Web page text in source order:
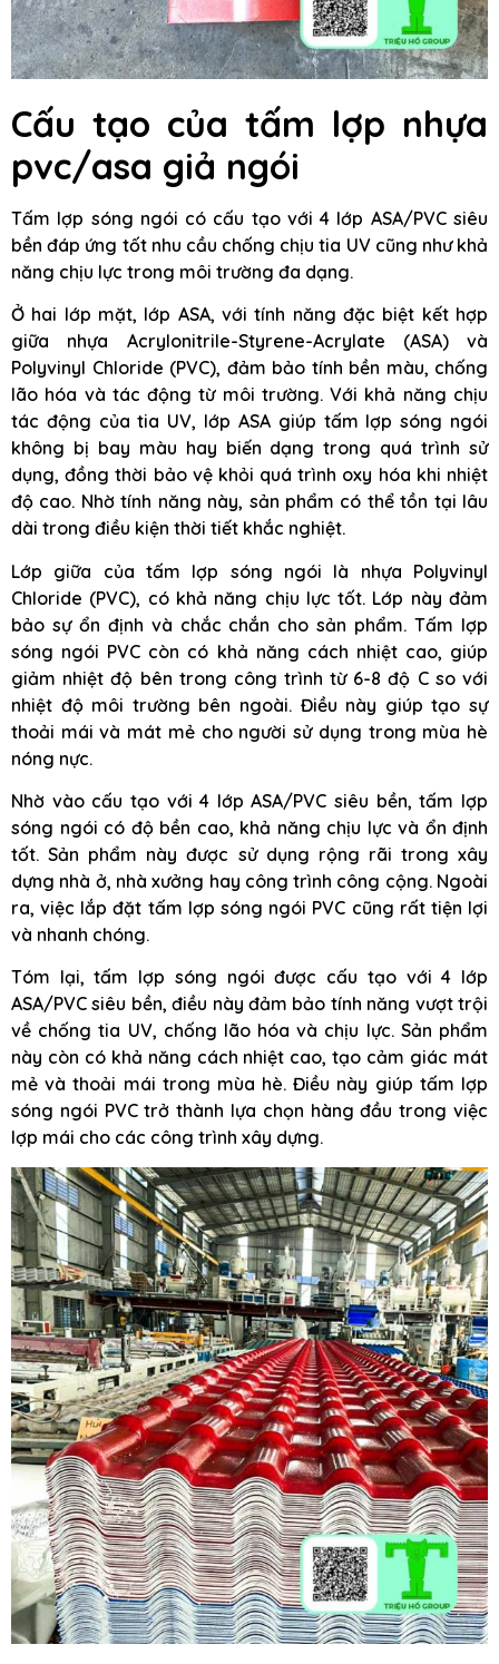
Cấu tạo của tấm lợp nhựa
pvc/asa giả ngói
Tấm lợp sóng ngói có cấu tạo với 4 lớp ASA/PVC siêu
bền đáp ứng tốt nhu cầu chống chịu tia UV cũng như khả
năng chịu lực trong môi trường đa dạng.
Ở hai lớp mặt, lớp ASA, với tính năng đặc biệt kết hợp
giữa nhựa Acrylonitrile-Styrene-Acrylate (ASA) và
Polyvinyl Chloride (PVC), đảm bảo tính bền màu, chống
lão hóa và tác động từ môi trường. Với khả năng chịu
tác động của tia UV, lớp ASA giúp tấm lợp sóng ngói
không bị bay màu hay biến dạng trong quá trình sử
dụng, đồng thời bảo vệ khỏi quá trình oxy hóa khi nhiệt
độ cao. Nhờ tính năng này, sản phẩm có thể tồn tại lâu
dài trong điều kiện thời tiết khắc nghiệt.
Lớp giữa của tấm lợp sóng ngói là nhựa Polyvinyl
Chloride (PVC), có khả năng chịu lực tốt. Lớp này đảm
bảo sự ổn định và chắc chắn cho sản phẩm. Tấm lợp
sóng ngói PVC còn có khả năng cách nhiệt cao, giúp
giảm nhiệt độ bên trong công trình từ 6-8 độ C so với
nhiệt độ môi trường bên ngoài. Điều này giúp tạo sự
thoải mái và mát mẻ cho người sử dụng trong mùa hè
nóng nực.
Nhờ vào cấu tạo với 4 lớp ASA/PVC siêu bền, tấm lợp
sóng ngói có độ bền cao, khả năng chịu lực và ổn định
tốt. Sản phẩm này được sử dụng rộng rãi trong xây
dựng nhà ở, nhà xưởng hay công trình công cộng. Ngoài
ra, việc lắp đặt tấm lợp sóng ngói PVC cũng rất tiện lợi
và nhanh chóng.
Tóm lại, tấm lợp sóng ngói được cấu tạo với 4 lớp
ASA/PVC siêu bền, điều này đảm bảo tính năng vượt trội
về chống tia UV, chống lão hóa và chịu lực. Sản phẩm
này còn có khả năng cách nhiệt cao, tạo cảm giác mát
mẻ và thoải mái trong mùa hè. Điều này giúp tấm lợp
sóng ngói PVC trở thành lựa chọn hàng đầu trong việc
lợp mái cho các công trình xây dựng.